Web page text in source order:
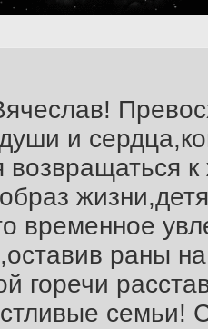
и
возвращаться
временное
раны
горечи
семьи!